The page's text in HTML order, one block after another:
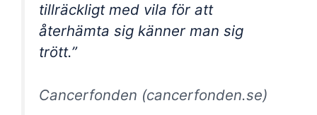
tillräckligt med vila för att
återhämta sig känner man sig
trött.”
Cancerfonden (cancerfonden.se)